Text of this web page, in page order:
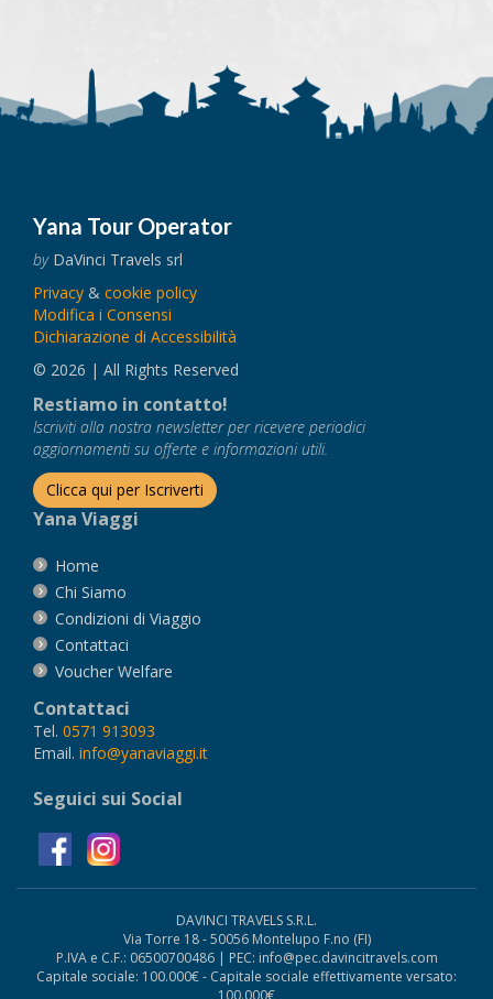
Yana Tour Operator
byDaVinci Travels srl
Privacy & cookie policy
Modifica i Consensi
Dichiarazione di Accessibilità
© 2026 | All Rights Reserved
Restiamo in contatto!
Iscriviti alla nostra newsletter per ricevere periodici
aggiornamenti su offerte e informazioni utili.
Clicca qui per Iscriverti
Yana Viaggi
Home
Chi Siamo
Condizioni di Viaggio
Contattaci
Voucher Welfare
Contattaci
Tel. 0571 913093
Email. info@yanaviaggi.it
Seguici sui Social
DAVINCI TRAVELS S.R.L.
Via Torre 18 - 50056 Montelupo F.no (FI)
P.IVA e C.F.: 06500700486 | PEC: info@pec.davincitravels.com
Capitale sociale: 100.000€ - Capitale sociale effettivamente versato: